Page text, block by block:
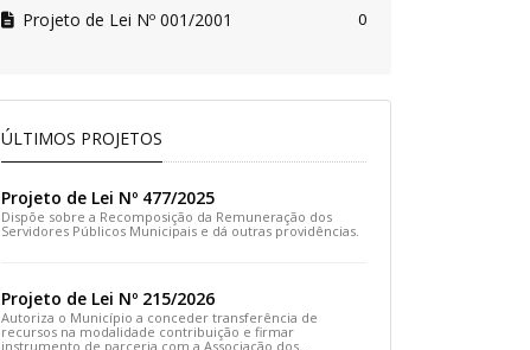
Projeto de Lei Nº 001/2001 0
ÚLTIMOS PROJETOS
Projeto de Lei Nº 477/2025
Dispõe sobre a Recomposição da Remuneração dos
Servidores Públicos Municipais e dá outras providências.
Projeto de Lei Nº 215/2026
Autoriza o Município a conceder transferência de
recursos na modalidade contribuição e firmar
instrumento de parceria com a Associação dos